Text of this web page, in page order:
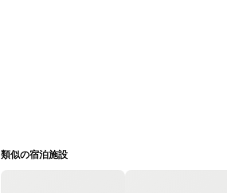
類似の宿泊施設